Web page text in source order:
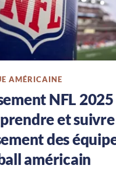
AMÉRICAINE
NFL 2025
et
des
américain